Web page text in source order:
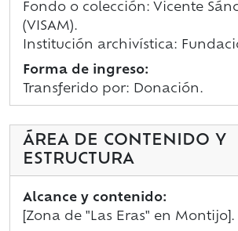
Fondo o colección: Vicente
(VISAM).
Institución archivística:
Forma de ingreso:
Transferido por: Donación.
ÁREA DE CONTENIDO Y
ESTRUCTURA
Alcance y contenido:
[Zona de "Las Eras" en Montijo].